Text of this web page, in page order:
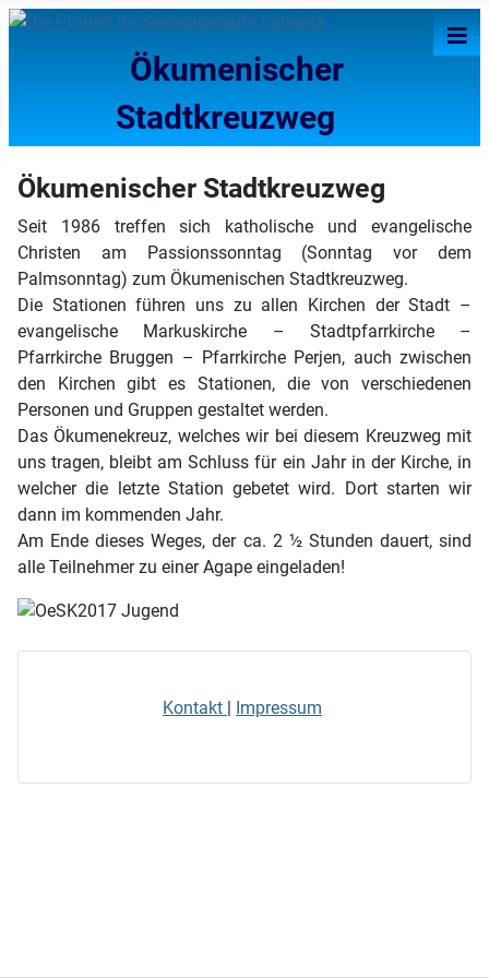
Ökumenischer
Stadtkreuzweg
≡
Ökumenischer Stadtkreuzweg
Seit 1986 treffen sich katholische und evangelische
Christen am Passionssonntag (Sonntag vor dem
Palmsonntag) zum Ökumenischen Stadtkreuzweg.
Die Stationen führen uns zu allen Kirchen der Stadt –
evangelische Markuskirche – Stadtpfarrkirche –
Pfarrkirche Bruggen – Pfarrkirche Perjen, auch zwischen
den Kirchen gibt es Stationen, die von verschiedenen
Personen und Gruppen gestaltet werden.
Das Ökumenekreuz, welches wir bei diesem Kreuzweg mit
uns tragen, bleibt am Schluss für ein Jahr in der Kirche, in
welcher die letzte Station gebetet wird. Dort starten wir
dann im kommenden Jahr.
Am Ende dieses Weges, der ca. 2 ½ Stunden dauert, sind
alle Teilnehmer zu einer Agape eingeladen!
Kontakt Impressum